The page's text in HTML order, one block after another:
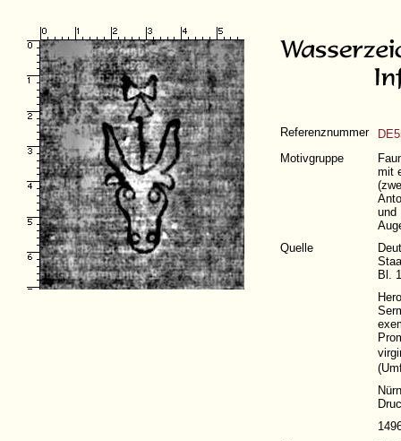
Referenznummer
Motivgruppe
mit
und
Quelle
Bl.
(